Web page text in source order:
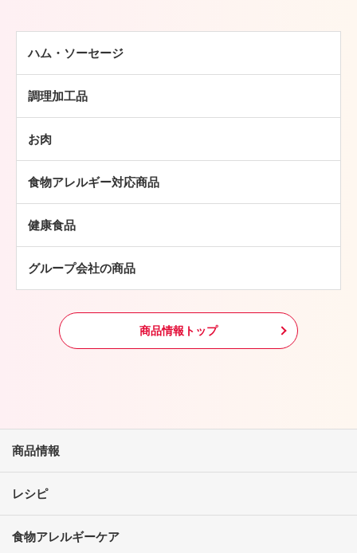
ハム・ソーセージ
その他
調理加工品
チキン加工品
パン・ピザ
常温食品
冷凍食品
その他
お肉
鶏肉
食物アレルギー対応商品
健康食品
グループ会社の商品
商品情報トップ
商品情報
レシピ
食物アレルギーケア